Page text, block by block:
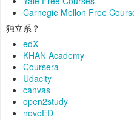
Carnegie Mellon Free
独立系？
edX
KHAN Academy
Coursera
Udacity
canvas
open2study
novoED